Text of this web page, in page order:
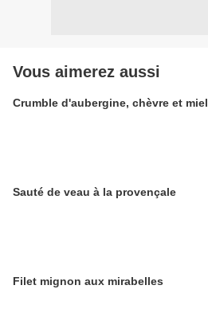
Vous aimerez aussi
Crumble d'aubergine, chèvre et miel
Sauté de veau à la provençale
Filet mignon aux mirabelles